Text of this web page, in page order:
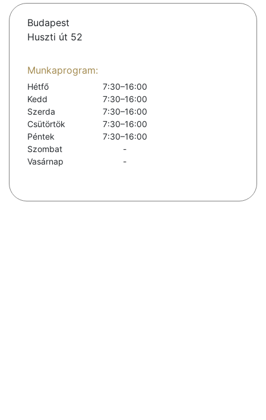
Budapest
Huszti út 52
Munkaprogram:
Hétfő
7:30–16:00
Kedd
7:30–16:00
Szerda
7:30–16:00
Csütörtök
7:30–16:00
Péntek
7:30–16:00
Szombat
-
Vasárnap
-